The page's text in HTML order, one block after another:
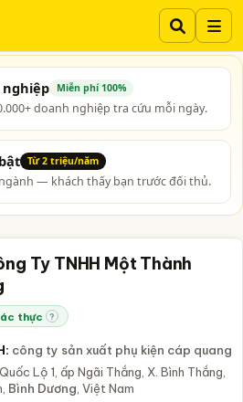
Miễn phí 100%
doanh nghiệp tra cứu mỗi ngày.
Từ 2 triệu/năm
— khách thấy bạn trước đối thủ.
Ty TNHH Một Thành
thực ?
công ty sản xuất phụ kiện cáp quang
Lộ 1, ấp Ngãi Thắng, X. Bình Thắng,
Bình Dương , Việt Nam